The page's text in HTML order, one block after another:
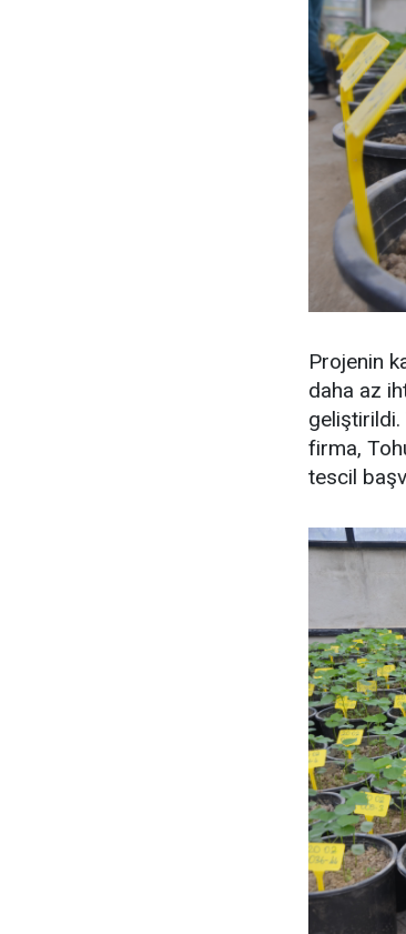
Projenin
daha az
geliştirildi.
firma,
tescil